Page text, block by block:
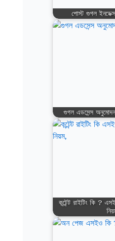
পোস্ট গুগল
গুগল এডসেন্স
কন্টেন্ট রাইটিং কি ?